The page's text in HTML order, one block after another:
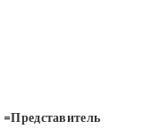
=Представитель